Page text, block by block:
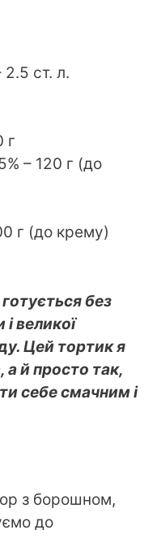
ст. л.
г
– 120 г (до
г (до крему)
без
великої
Цей тортик я
а й просто так,
себе смачним і
з борошном,
до